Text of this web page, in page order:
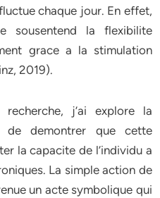
chaque jour. En effet,
sousentend la flexibilite
grace a la stimulation
2019).
j’ai explore la
de demontrer que cette
la capacite de l’individu a
La simple action de
un acte symbolique qui